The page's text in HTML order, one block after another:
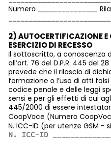
Numero
2) AUTOCERTIFICAZIONE
ESERCIZIO DI RECESSO
Il sottoscritto, a conoscenza
all’art. 76 del D.P.R. 445 del
prevede che il rilascio di
formazione o l’uso di atti
codice penale e delle leggi
sensi e per gli effetti di cui
445/2000 di essere
CoopVoce (Numero
N. ICC-ID (per utenze GSM -